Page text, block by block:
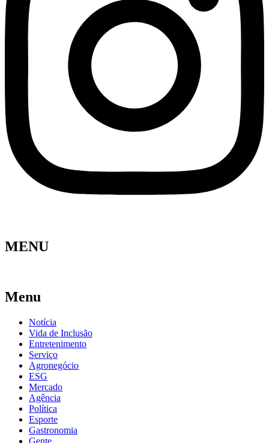
MENU
Menu
Notícia
Vida de Inclusão
Entretenimento
Serviço
Agronegócio
ESG
Mercado
Agência
Política
Esporte
Gastronomia